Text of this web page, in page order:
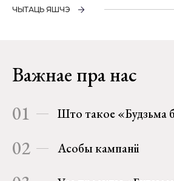
ЧЫТАЦЬ ЯШЧЭ
Важнае пра нас
01 Што такое «Будзьма
02 Асобы кампаніі